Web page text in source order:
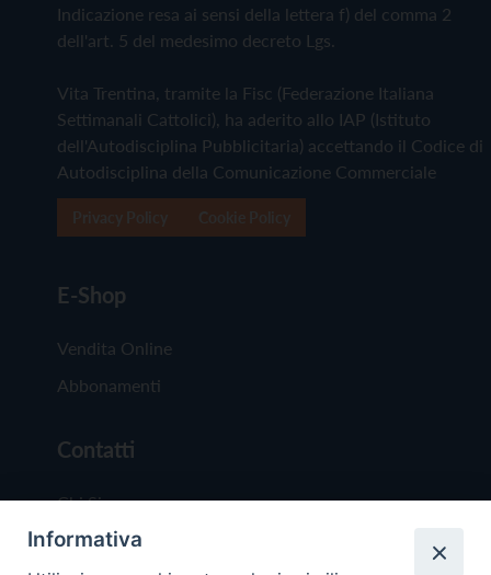
Indicazione resa ai sensi della lettera f) del comma 2
dell'art. 5 del medesimo decreto Lgs.
Vita Trentina, tramite la Fisc (Federazione Italiana
Settimanali Cattolici), ha aderito allo IAP (Istituto
dell'Autodisciplina Pubblicitaria) accettando il Codice di
Autodisciplina della Comunicazione Commerciale
E-Shop
Vendita Online
Abbonamenti
Contatti
Chi Siamo
Redazione
Informativa